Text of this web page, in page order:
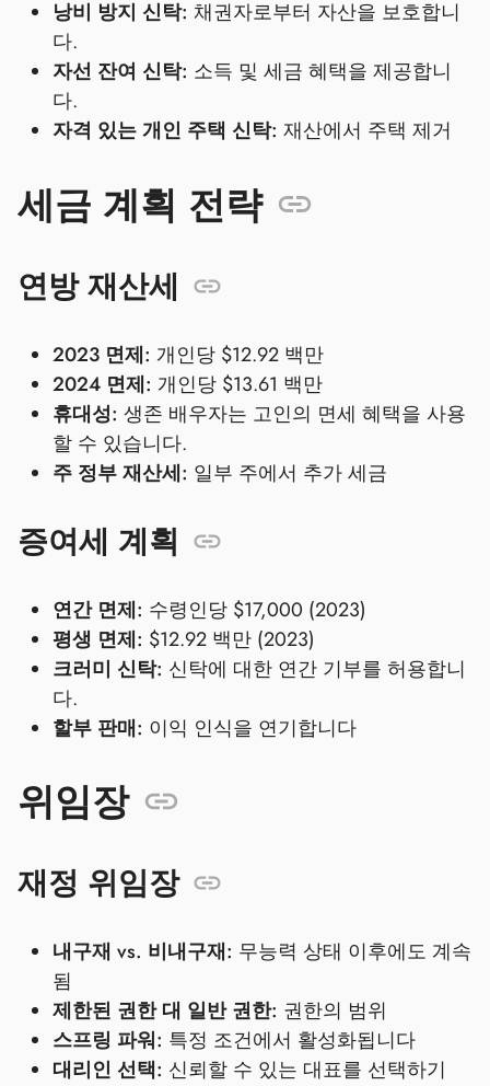
낭비 방지 신탁: 채권자로부터 자산을 보호합니
다.
자선 잔여 신탁: 소득 및 세금 혜택을 제공합니
다.
자격 있는 개인 주택 신탁: 재산에서 주택 제거
세금 계획 전략
연방 재산세
2023 면제: 개인당 $12.92 백만
2024 면제: 개인당 $13.61 백만
휴대성: 생존 배우자는 고인의 면세 혜택을 사용
할 수 있습니다.
주 정부 재산세: 일부 주에서 추가 세금
증여세 계획
연간 면제: 수령인당 $17,000 (2023)
평생 면제: $12.92 백만 (2023)
크러미 신탁: 신탁에 대한 연간 기부를 허용합니
다.
할부 판매: 이익 인식을 연기합니다
위임장
재정 위임장
내구재 vs. 비내구재: 무능력 상태 이후에도 계속
됨
제한된 권한 대 일반 권한: 권한의 범위
스프링 파워: 특정 조건에서 활성화됩니다
대리인 선택: 신뢰할 수 있는 대표를 선택하기